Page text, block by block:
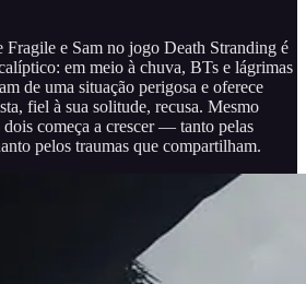
e Sam no jogo Death Stranding é
em meio à chuva, BTs e lágrimas
de uma situação perigosa e oferece
fiel à sua solitude, recusa. Mesmo
dois começa a crescer — tanto pelas
pelos traumas que compartilham.